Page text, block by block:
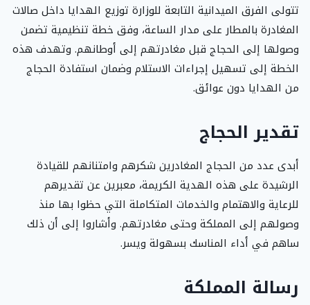
تتولى الفرق الميدانية التابعة للوزارة توزيع الهدايا داخل صالات
المغادرة بالمطار على مدار الساعة، وفق خطة تنظيمية تضمن
وصولها إلى الحجاج قبل مغادرتهم إلى أوطانهم. وتهدف هذه
الخطة إلى تسهيل إجراءات الاستلام وضمان استفادة الحجاج
من الهدايا دون عوائق.
تقدير الحجاج
أبدى عدد من الحجاج المغادرين شكرهم وامتنانهم للقيادة
الرشيدة على هذه الهدية الكريمة، معبرين عن تقديرهم
للرعاية والاهتمام والخدمات المتكاملة التي حظوا بها منذ
وصولهم إلى المملكة وحتى مغادرتهم. وأشاروا إلى أن ذلك
ساهم في أداء المناسك بسهولة ويسر.
رسالة المملكة